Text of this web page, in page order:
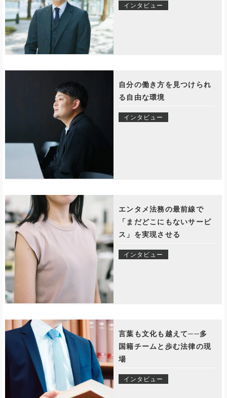
インタビュー
自分の働き方を見つけられ
る自由な環境
インタビュー
エンタメ法務の最前線で
「まだどこにもないサービ
ス」を実現させる
インタビュー
言葉も文化も越えて──多
国籍チームと歩む法律の現
場
インタビュー